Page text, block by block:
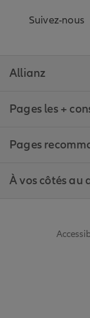
Suivez-nous
Allianz
Pages les +
Pages
À vos côtés au